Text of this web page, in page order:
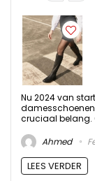
Nu 2024 van
cruciaal belang.
Ahmed
LEES VERDER